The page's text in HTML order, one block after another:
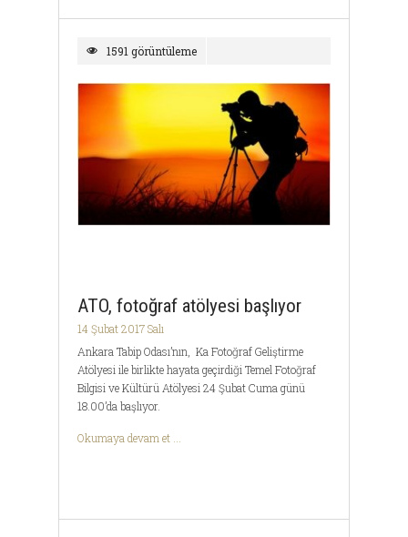
1591 görüntüleme
ATO, fotoğraf atölyesi başlıyor
14 Şubat 2017 Salı
Ankara Tabip Odası’nın, Ka Fotoğraf Geliştirme
Atölyesi ile birlikte hayata geçirdiği Temel Fotoğraf
Bilgisi ve Kültürü Atölyesi 24 Şubat Cuma günü
18.00’da başlıyor.
Okumaya devam et ...